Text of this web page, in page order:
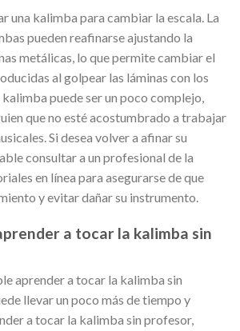
una kalimba para cambiar la escala. La
pueden reafinarse ajustando la
metálicas, lo que permite cambiar el
al golpear las láminas con los
kalimba puede ser un poco complejo,
que no esté acostumbrado a trabajar
Si desea volver a afinar su
consultar a un profesional de la
en línea para asegurarse de que
y evitar dañar su instrumento.
a tocar la kalimba sin
aprender a tocar la kalimba sin
llevar un poco más de tiempo y
a tocar la kalimba sin profesor,